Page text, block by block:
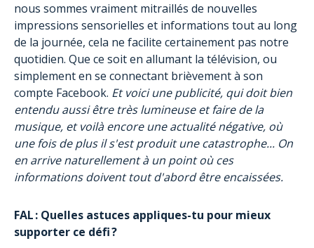
nous sommes vraiment mitraillés de nouvelles
impressions sensorielles et informations tout au long
de la journée, cela ne facilite certainement pas notre
quotidien. Que ce soit en allumant la télévision, ou
simplement en se connectant brièvement à son
compte Facebook. Et voici une publicité, qui doit bien
entendu aussi être très lumineuse et faire de la
musique, et voilà encore une actualité négative, où
une fois de plus il s'est produit une catastrophe... On
en arrive naturellement à un point où ces
informations doivent tout d'abord être encaissées.
FAL : Quelles astuces appliques-tu pour mieux
supporter ce défi ?